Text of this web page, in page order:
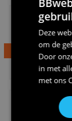
Deze
om de
Door
in met
met ons